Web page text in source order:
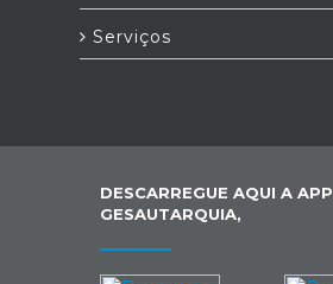
Serviços
DESCARREGUE AQUI A APP
GESAUTARQUIA,